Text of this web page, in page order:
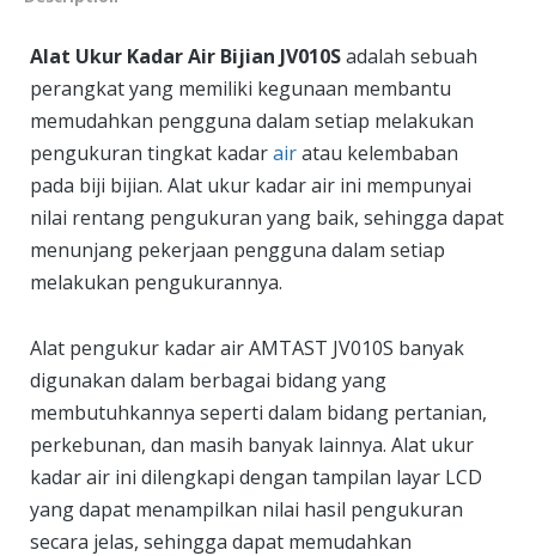
Alat Ukur Kadar Air Bijian JV010Sadalah sebuah
perangkat yang memiliki kegunaan membantu
memudahkan pengguna dalam setiap melakukan
pengukuran tingkat kadarairatau kelembaban
pada biji bijian. Alat ukur kadar air ini mempunyai
nilai rentang pengukuran yang baik, sehingga dapat
menunjang pekerjaan pengguna dalam setiap
melakukan pengukurannya.
Alat pengukur kadar air AMTAST JV010S banyak
digunakan dalam berbagai bidang yang
membutuhkannya seperti dalam bidang pertanian,
perkebunan, dan masih banyak lainnya. Alat ukur
kadar air ini dilengkapi dengan tampilan layar LCD
yang dapat menampilkan nilai hasil pengukuran
secara jelas, sehingga dapat memudahkan